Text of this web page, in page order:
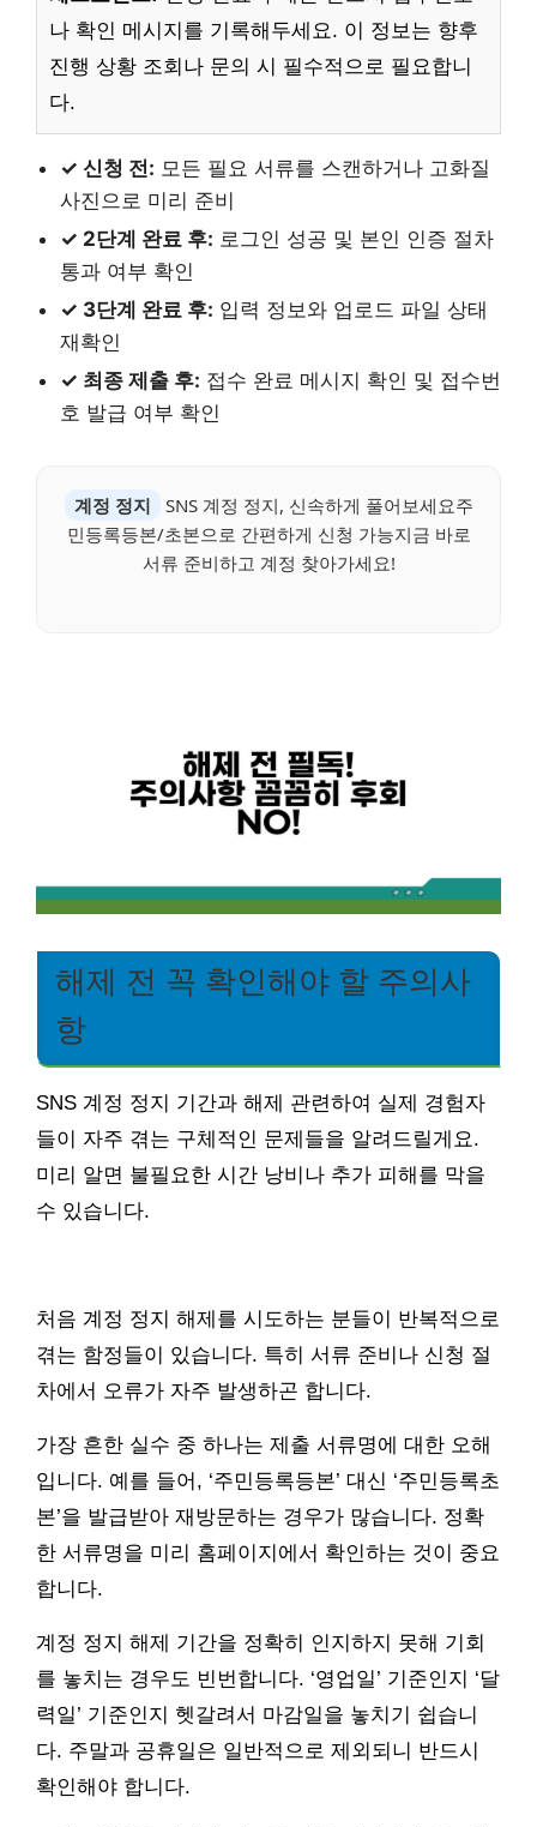
나 확인 메시지를 기록해두세요. 이 정보는 향후
진행 상황 조회나 문의 시 필수적으로 필요합니
다.
✓ 신청 전: 모든 필요 서류를 스캔하거나 고화질
사진으로 미리 준비
✓ 2단계 완료 후: 로그인 성공 및 본인 인증 절차
통과 여부 확인
✓ 3단계 완료 후: 입력 정보와 업로드 파일 상태
재확인
✓ 최종 제출 후: 접수 완료 메시지 확인 및 접수번
호 발급 여부 확인
계정 정지
SNS 계정 정지, 신속하게 풀어보세요주
민등록등본/초본으로 간편하게 신청 가능지금 바로
서류 준비하고 계정 찾아가세요!
해제 전 꼭 확인해야 할 주의사
항
SNS 계정 정지 기간과 해제 관련하여 실제 경험자
들이 자주 겪는 구체적인 문제들을 알려드릴게요.
미리 알면 불필요한 시간 낭비나 추가 피해를 막을
수 있습니다.
처음 계정 정지 해제를 시도하는 분들이 반복적으로
겪는 함정들이 있습니다. 특히 서류 준비나 신청 절
차에서 오류가 자주 발생하곤 합니다.
가장 흔한 실수 중 하나는 제출 서류명에 대한 오해
입니다. 예를 들어, ‘주민등록등본’ 대신 ‘주민등록초
본’을 발급받아 재방문하는 경우가 많습니다. 정확
한 서류명을 미리 홈페이지에서 확인하는 것이 중요
합니다.
계정 정지 해제 기간을 정확히 인지하지 못해 기회
를 놓치는 경우도 빈번합니다. ‘영업일’ 기준인지 ‘달
력일’ 기준인지 헷갈려서 마감일을 놓치기 쉽습니
다. 주말과 공휴일은 일반적으로 제외되니 반드시
확인해야 합니다.